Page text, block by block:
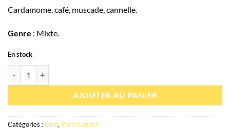
Cardamome, café, muscade, cannelle.
Genre : Mixte.
En stock
AJOUTER AU PANIER
Catégories : Émir, Paris Corner